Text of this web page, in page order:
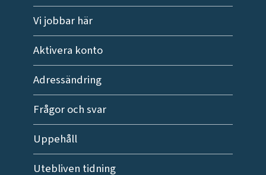
Vi jobbar här
Aktivera konto
Adressändring
Frågor och svar
Uppehåll
Utebliven tidning